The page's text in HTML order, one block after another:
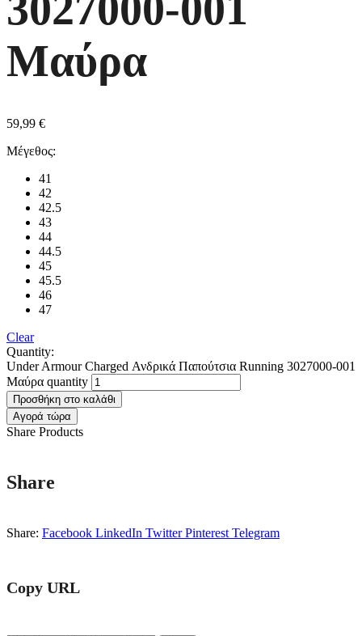
Μαύρα
59,99 €
Μέγεθος:
41
42
42.5
43
44
44.5
45
45.5
46
47
Clear
Quantity:
Under Armour Charged Ανδρικά Παπούτσια Running 3027000-001
Μαύρα quantity
Προσθήκη στο καλάθι
Αγορά τώρα
Share Products
Share
Share: Facebook LinkedIn Twitter Pinterest Telegram
Copy URL